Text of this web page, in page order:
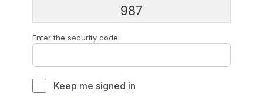
987
Enter the security code:
Keep me signed in